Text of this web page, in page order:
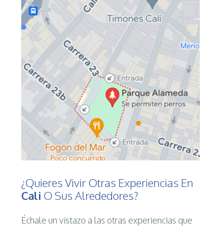
¿Quieres Vivir Otras Experiencias En
Cali O Sus Alrededores?
Échale un vistazo a las otras experiencias que